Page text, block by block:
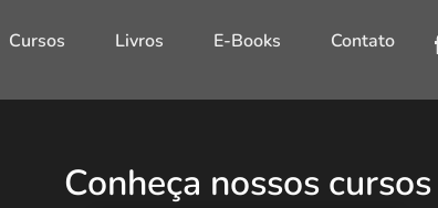
Cursos Livros E-Books Contato
Conheça nossos cursos